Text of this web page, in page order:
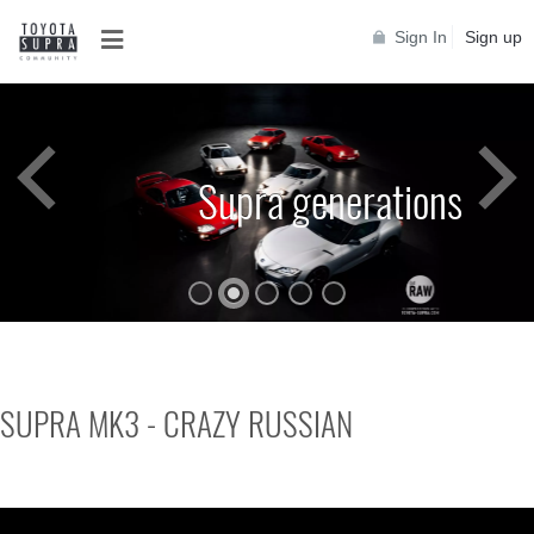
Sign In Sign up
Supra generations
SUPRA MK3 - CRAZY RUSSIAN